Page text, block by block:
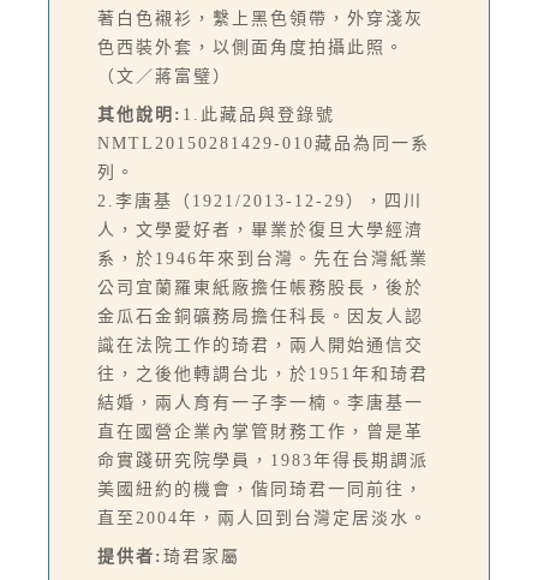
著白色襯衫，繫上黑色領帶，外穿淺灰
色西裝外套，以側面角度拍攝此照。
（文／蔣富璧）
其他說明: 1.此藏品與登錄號
NMTL20150281429-010藏品為同一系
列。
2.李唐基（1921/2013-12-29），四川
人，文學愛好者，畢業於復旦大學經濟
系，於1946年來到台灣。先在台灣紙業
公司宜蘭羅東紙廠擔任帳務股長，後於
金瓜石金銅礦務局擔任科長。因友人認
識在法院工作的琦君，兩人開始通信交
往，之後他轉調台北，於1951年和琦君
結婚，兩人育有一子李一楠。李唐基一
直在國營企業內掌管財務工作，曾是革
命實踐研究院學員，1983年得長期調派
美國紐約的機會，偕同琦君一同前往，
直至2004年，兩人回到台灣定居淡水。
提供者: 琦君家屬